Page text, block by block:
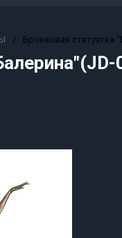
/ Бронзовая статуэтка